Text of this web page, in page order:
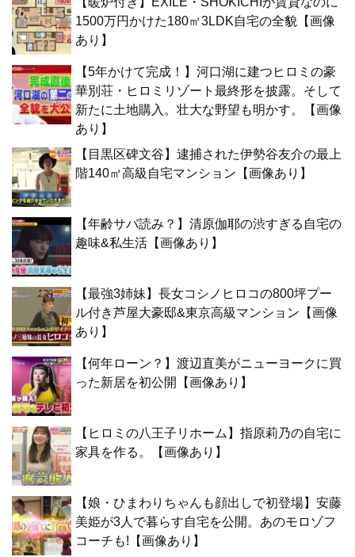
1500万円かけた180㎡3LDK自宅の全貌【画像
あり】
【5年かけて完成！】河口湖に建つヒロミの豪
華別荘・ヒロミリゾート最終形を披露。そして
新たに土地購入。壮大な野望も明かす。【画像
あり】
【目黒区碑文谷】逮捕された伊勢谷友介の最上
階140㎡高級自宅マンション【画像あり】
【年齢サバ読み？】清原伽耶の渋すぎる自宅の
趣味&私生活【画像あり】
【最強3姉妹】長女コシノヒロコの800坪プー
ル付き芦屋大豪邸&東京高級マンション【画像
あり】
【何年ローン？】渡辺直美がニューヨークに買
った新居を初公開【画像あり】
【ヒロミの八王子リホーム】指原莉乃の自宅に
家具を作る。【画像あり】
【娘・ひまわりちゃんも顔出しで初登場】安藤
美姫が3人で暮らす自宅を公開。あのモロゾフ
コーチも!【画像あり】